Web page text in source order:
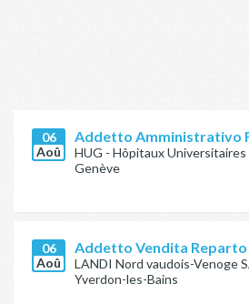
06
Aoû
Addetto Amministrativo
HUG - Hôpitaux
Genève
06
Aoû
Addetto Vendita Reparto
LANDI Nord vaudois-Venoge
Yverdon-les-Bains